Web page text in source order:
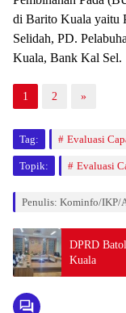
di Barito Kuala yaitu
Selidah, PD.
Kuala, Bank Kal Sel.
1 2 »
Tag: Evaluasi
Topik: Evaluasi
Penulis: Kominfo/IKP/
DPRD
Kuala